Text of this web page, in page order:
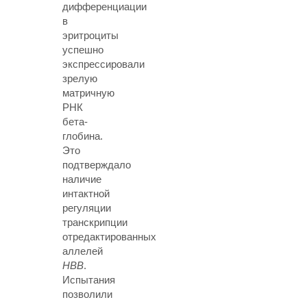
дифференциации
в
эритроциты
успешно
экспрессировали
зрелую
матричную
РНК
бета-
глобина.
Это
подтверждало
наличие
интактной
регуляции
транскрипции
отредактированных
аллелей
HBB.
Испытания
позволили